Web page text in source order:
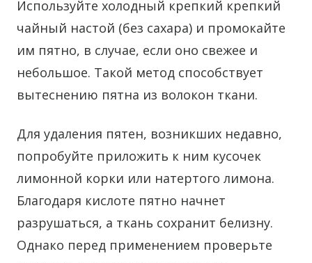
Используйте холодный крепкий крепкий
чайный настой (без сахара) и промокайте
им пятно, в случае, если оно свежее и
небольшое. Такой метод способствует
вытеснению пятна из волокон ткани.
Для удаления пятен, возникших недавно,
попробуйте приложить к ним кусочек
лимонной корки или натертого лимона.
Благодаря кислоте пятно начнет
разрушаться, а ткань сохранит белизну.
Однако перед применением проверьте